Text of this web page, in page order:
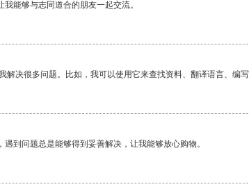
能够与志同道合的朋友一起交流。
解决很多问题。比如，我可以使用它来查找资料、翻译语言、编写
到问题总是能够得到妥善解决，让我能够放心购物。